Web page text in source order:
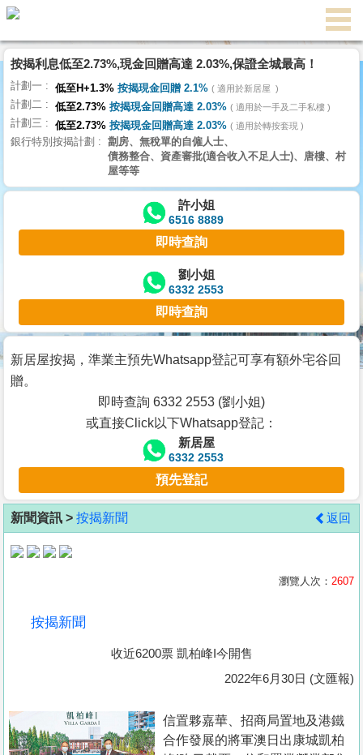
理
主
頁
搵
樓/
交
業
主
宅
谷
按
客
地
產
置
按揭利息低至2.73%,現金回贈高達 2.03%,保證全城最高！
計劃一 低至H+1.3% 按揭現金回贈 2.1% 適用於新居屋
計劃二 低至2.73% 按揭現金回贈高達 2.03% 適用於一手及二手私樓
計劃三 低至2.73% 按揭現金回贈高達 2.03% 適用於轉按套現
銀行特別按揭計劃
劏房、無稅單的自僱人士、
債務整合、資產審批(適合收入不足人士)、唐樓、村
屋等等
許小姐
6516 8889
即時查詢
劉小姐
6332 2553
即時查詢
新居屋按揭，準業主預先Whatsapp登記可享有額外宅谷回
贈。
即時查詢 6332 2553 (劉小姐)
或直接Click以下Whatsapp登記：
新居屋
6332 2553
預先登記
新聞資訊 > 按揭新聞 返回
瀏覽人次： 2607
按揭新聞
收近6200票 凱柏峰I今開售
2022年6月30日 (文匯報)
信置夥嘉華、招商局置地及港鐵
合作發展的將軍澳日出康城凱柏